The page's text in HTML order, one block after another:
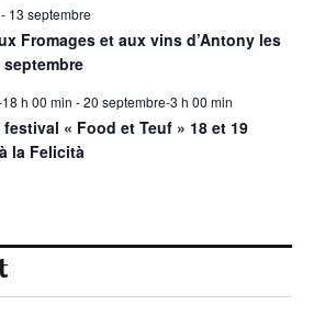
- 13 septembre
Fromages et aux vins d’Antony les
septembre
h 00 min -20 septembre-3 h 00 min
« Food et Teuf » 18 et 19
la Felicità